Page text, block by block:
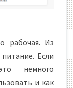
рабочая. Из
Если
немного
и как